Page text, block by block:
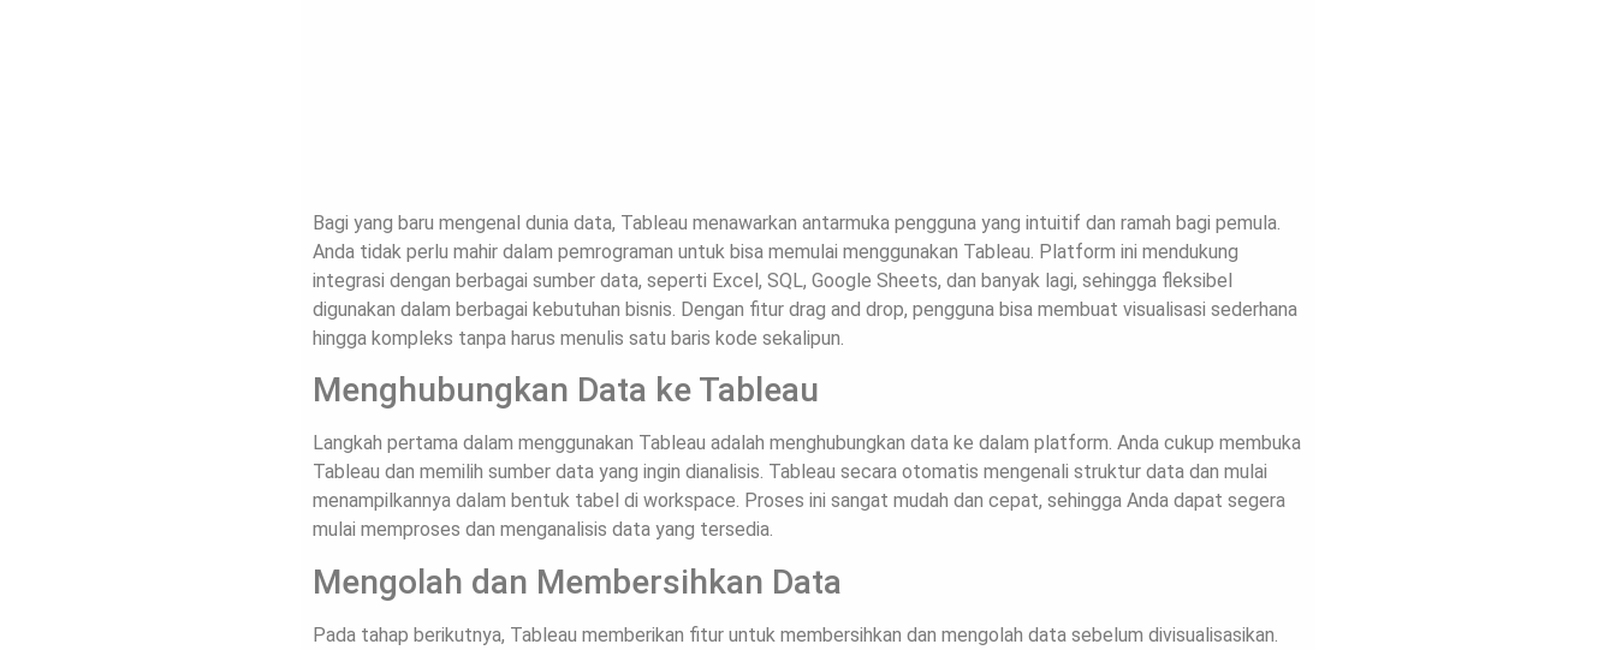
Bagi yang baru mengenal dunia data, Tableau menawarkan antarmuka pengguna yang intuitif dan ramah bagi pemula.
Anda tidak perlu mahir dalam pemrograman untuk bisa memulai menggunakan Tableau. Platform ini mendukung
integrasi dengan berbagai sumber data, seperti Excel, SQL, Google Sheets, dan banyak lagi, sehingga fleksibel
digunakan dalam berbagai kebutuhan bisnis. Dengan fitur drag and drop, pengguna bisa membuat visualisasi sederhana
hingga kompleks tanpa harus menulis satu baris kode sekalipun.
Menghubungkan Data ke Tableau
Langkah pertama dalam menggunakan Tableau adalah menghubungkan data ke dalam platform. Anda cukup membuka
Tableau dan memilih sumber data yang ingin dianalisis. Tableau secara otomatis mengenali struktur data dan mulai
menampilkannya dalam bentuk tabel di workspace. Proses ini sangat mudah dan cepat, sehingga Anda dapat segera
mulai memproses dan menganalisis data yang tersedia.
Mengolah dan Membersihkan Data
Pada tahap berikutnya, Tableau memberikan fitur untuk membersihkan dan mengolah data sebelum divisualisasikan.